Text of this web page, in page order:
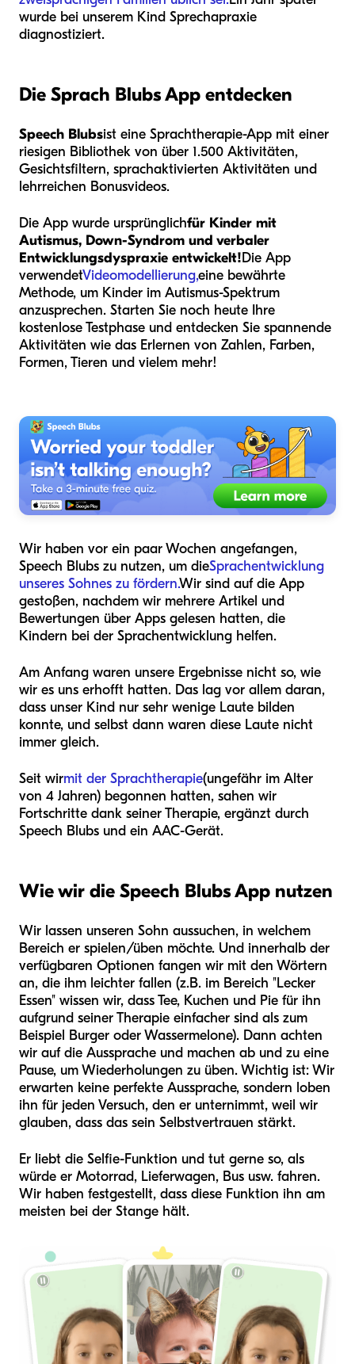
wurde bei unserem Kind Sprechapraxie
diagnostiziert.
Die Sprach Blubs App entdecken
Speech Blubsist eine Sprachtherapie-App mit einer
riesigen Bibliothek von über 1.500 Aktivitäten,
Gesichtsfiltern, sprachaktivierten Aktivitäten und
lehrreichen Bonusvideos.
Die App wurde ursprünglichfür Kinder mit
Autismus, Down-Syndrom und verbaler
Entwicklungsdyspraxie entwickelt!Die App
verwendetVideomodellierung,eine bewährte
Methode, um Kinder im Autismus-Spektrum
anzusprechen. Starten Sie noch heute Ihre
kostenlose Testphase und entdecken Sie spannende
Aktivitäten wie das Erlernen von Zahlen, Farben,
Formen, Tieren und vielem mehr!
Wir haben vor ein paar Wochen angefangen,
Speech Blubs zu nutzen, um dieSprachentwicklung
unseres Sohnes zu fördern.Wir sind auf die App
gestoßen, nachdem wir mehrere Artikel und
Bewertungen über Apps gelesen hatten, die
Kindern bei der Sprachentwicklung helfen.
Am Anfang waren unsere Ergebnisse nicht so, wie
wir es uns erhofft hatten. Das lag vor allem daran,
dass unser Kind nur sehr wenige Laute bilden
konnte, und selbst dann waren diese Laute nicht
immer gleich.
Seit wirmit der Sprachtherapie(ungefähr im Alter
von 4 Jahren) begonnen hatten, sahen wir
Fortschritte dank seiner Therapie, ergänzt durch
Speech Blubs und ein AAC-Gerät.
Wie wir die Speech Blubs App nutzen
Wir lassen unseren Sohn aussuchen, in welchem
Bereich er spielen/üben möchte. Und innerhalb der
verfügbaren Optionen fangen wir mit den Wörtern
an, die ihm leichter fallen (z.B. im Bereich "Lecker
Essen" wissen wir, dass Tee, Kuchen und Pie für ihn
aufgrund seiner Therapie einfacher sind als zum
Beispiel Burger oder Wassermelone). Dann achten
wir auf die Aussprache und machen ab und zu eine
Pause, um Wiederholungen zu üben. Wichtig ist: Wir
erwarten keine perfekte Aussprache, sondern loben
ihn für jeden Versuch, den er unternimmt, weil wir
glauben, dass das sein Selbstvertrauen stärkt.
Er liebt die Selfie-Funktion und tut gerne so, als
würde er Motorrad, Lieferwagen, Bus usw. fahren.
Wir haben festgestellt, dass diese Funktion ihn am
meisten bei der Stange hält.